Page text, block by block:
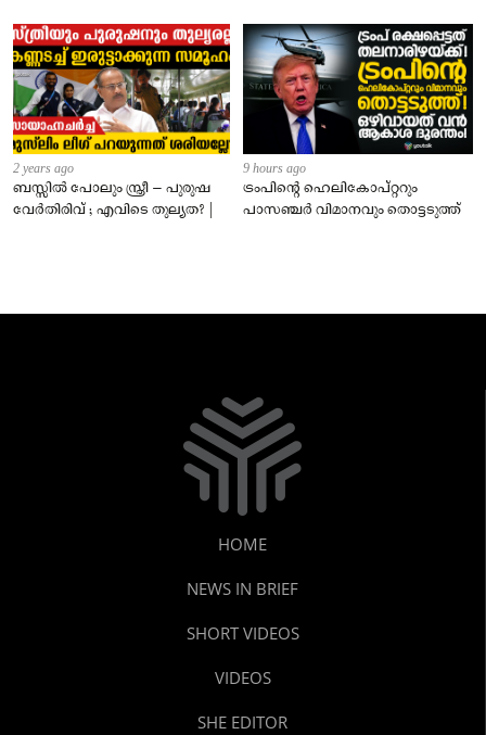
2 years ago
ബസ്സിൽ പോലും സ്ത്രീ – പുരുഷ
വേർതിരിവ് ; എവിടെ തുല്യത? |
9 hours ago
ട്രംപിന്റെ ഹെലികോപ്റ്ററും
പാസഞ്ചര്‍ വിമാനവും തൊട്ടടുത്ത്
HOME
NEWS IN BRIEF
SHORT VIDEOS
VIDEOS
SHE EDITOR